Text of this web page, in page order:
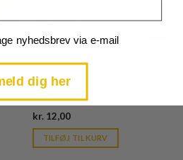
Kingambit - 134/198 - Reverse
kr.12,00Current
is:
kr. 39,95.
TILFØJ TIL KURV
nyhedsbrev via e-mail
dig her